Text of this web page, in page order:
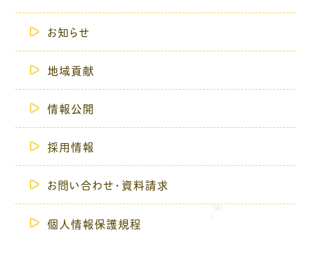
お知らせ
地域貢献
情報公開
採用情報
お問い合わせ・資料請求
個人情報保護規程